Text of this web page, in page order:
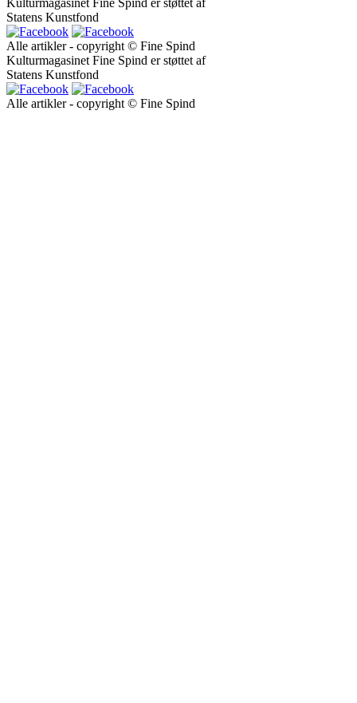
Statens Kunstfond
Alle artikler - copyright © Fine Spind
Kulturmagasinet Fine Spind er støttet af
Statens Kunstfond
Alle artikler - copyright © Fine Spind